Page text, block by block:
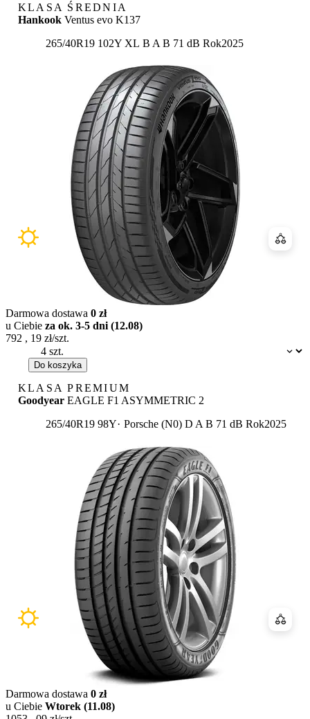
KLASA ŚREDNIA
Hankook Ventus evo K137
265/40R19 102Y XL Etykieta:
B A B 71 dB Rok2025
Dostępność:
Darmowa dostawa 0 zł
u Ciebie za ok. 3-5 dni (12.08)
792 , 19 zł/szt.
Do koszyka
KLASA PREMIUM
Goodyear EAGLE F1 ASYMMETRIC 2
265/40R19 98Y
Porsche (N0) Etykieta:
D A B 71 dB Rok2025
Darmowa dostawa 0 zł
u Ciebie Wtorek (11.08)